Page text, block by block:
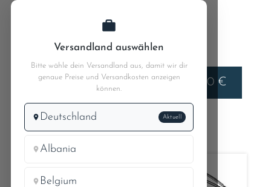
Liefern nach
Deutschland 0,00 €
Gummidichtungen
Versandland auswählen
Bitte wähle dein Versandland aus, damit wir dir
genaue Preise und Versandkosten anzeigen
können.
Deutschland Aktuell
Albania
Belgium